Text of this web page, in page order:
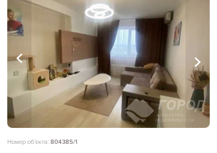
Номер об'єкта: 804385/1